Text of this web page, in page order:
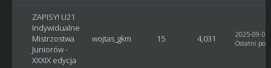
ZAPISY! U21
Indywidualne
Mistrzostwa
Juniorów -
XXXIX edycja
wojtas_gkm 15 4,031
2025-09-
Ostatni post